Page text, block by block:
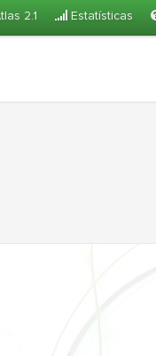
2.1 Estatísticas